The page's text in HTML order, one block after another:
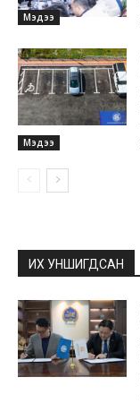
Мэдээ
Мэдээ
ИХ УНШИГДСАН